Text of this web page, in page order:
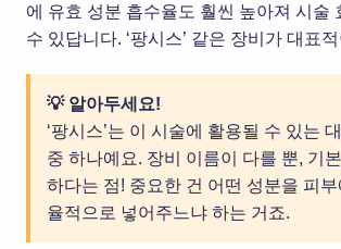
에 유효 성분 흡수율도 훨씬 높아져 시술
수 있답니다. ‘팡시스’ 같은 장비가 대표
💡 알아두세요!
‘팡시스’는 이 시술에 활용될 수 있는
중 하나예요. 장비 이름이 다를 뿐, 기
하다는 점! 중요한 건 어떤 성분을 피
율적으로 넣어주느냐 하는 거죠.